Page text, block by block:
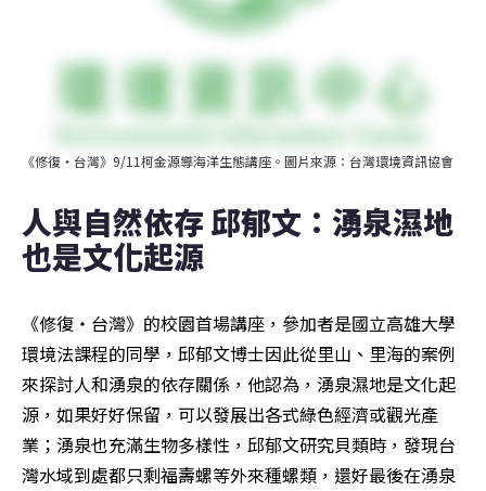
《修復・台灣》9/11柯金源導海洋生態講座。圖片來源：台灣環境資訊協會
人與自然依存 邱郁文：湧泉濕地
也是文化起源
《修復・台灣》的校園首場講座，參加者是國立高雄大學
環境法課程的同學，邱郁文博士因此從里山、里海的案例
來探討人和湧泉的依存關係，他認為，湧泉濕地是文化起
源，如果好好保留，可以發展出各式綠色經濟或觀光產
業；湧泉也充滿生物多樣性，邱郁文研究貝類時，發現台
灣水域到處都只剩福壽螺等外來種螺類，還好最後在湧泉